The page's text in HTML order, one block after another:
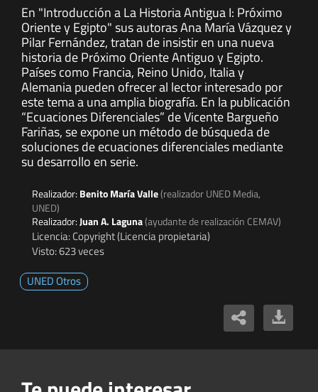
En "Introducción a La Historia Antigua I: Próximo
Oriente y Egipto" sus autoras Ana María Vázquez y
Pilar Fernández, tratan de insistir en una nueva
historia de Próximo Oriente Antiguo y Egipto.
Países como Francia, Reino Unido, Italia y
Alemania pueden ofrecer al lector interesado por
este tema a una amplia biografía. En la publicación
“Ecuaciones Diferenciales” de Vicente Bargueño
Fariñas, se expone un método de búsqueda de
soluciones de ecuaciones diferenciales mediante
su desarrollo en serie.
Realizador: Benito María Valle(realizador UNED Media,
UNED)
Realizador:Juan A. Laguna(ayudante de realización CEMAV)
Licencia: Copyright (Licencia propietaria)
Visto: 623 veces
UNED Otros